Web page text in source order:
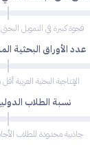
فجوة كبيرة في التمويل
عدد الأوراق البحثية
الإنتاجية البحثية
نسبة الطلاب
جاذبية محدودة للطلاب